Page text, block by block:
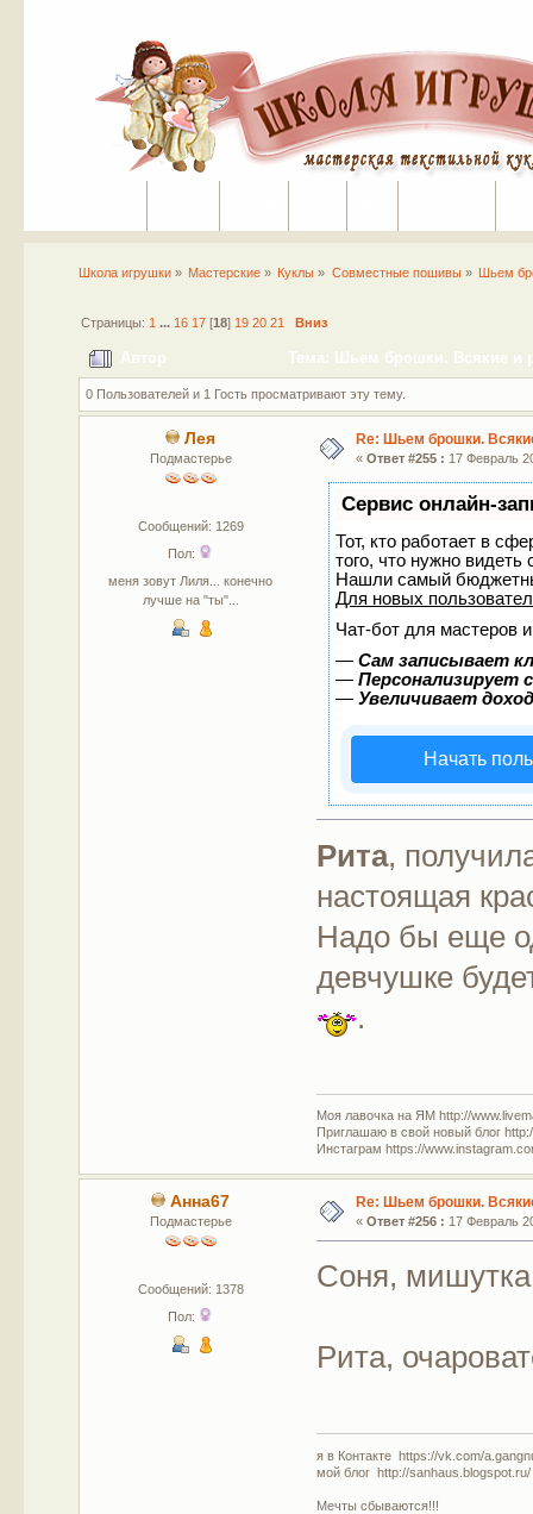
Школа игрушки» Мастерские » Куклы » Совместные пошивы» Шьем
Страницы: 1 ... 16 17[18] 19 20 21 Вниз
Автор Тема: Шьем брошки. Всякие и
0 Пользователей и 1 Гость просматривают эту тему.
Лея
Подмастерье
Сообщений: 1269
Пол:
меня зовут Лиля... конечно
лучше на "ты"...
Re: Шьем брошки.
« Ответ #255 : 17 Февраль
Сервис онлайн-
Тот, кто работает в
того, что нужно
Нашли самый
Для новых
Чат-бот для мастеров
—Сам записывает
—Персонализирует
—Увеличивает
Начать
Рита,
настоящая
Надо бы еще
девчушке
.
Моя лавочка на ЯМ http://
Приглашаю в свой новый блог
Инстаграм https://
Анна67
Подмастерье
Сообщений: 1378
Пол:
Re: Шьем брошки.
« Ответ #256 : 17 Февраль
Соня,
Рита,
я в Контакте https://vk.com/
мой блог http://sanhaus.blogspot.ru/
Мечты сбываются!!!